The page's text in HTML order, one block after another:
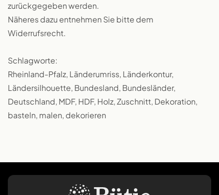
zurückgegeben werden.
Näheres dazu entnehmen Sie bitte dem
Widerrufsrecht.
Schlagworte:
Rheinland-Pfalz, Länderumriss, Länderkontur,
Ländersilhouette, Bundesland, Bundesländer,
Deutschland, MDF, HDF, Holz, Zuschnitt, Dekoration,
basteln, malen, dekorieren